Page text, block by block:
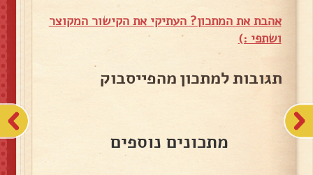
אהבת את המתכון? העתיקי את הקישור המקוצר
ושתפי :)
תגובות למתכון מהפייסבוק
מתכונים נוספים